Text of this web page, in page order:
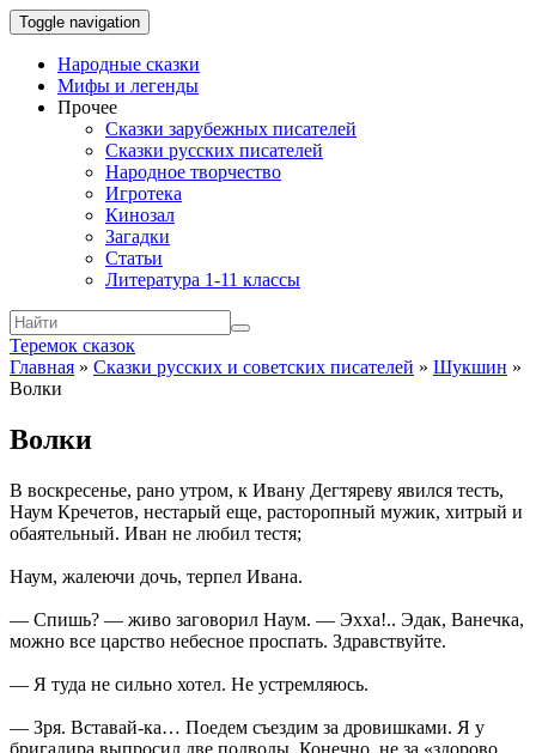
Toggle navigation
Народные сказки
Мифы и легенды
Прочее
Сказки зарубежных писателей
Сказки русских писателей
Народное творчество
Игротека
Кинозал
Загадки
Статьи
Литература 1-11 классы
Теремок сказок
Главная » Сказки русских и советских писателей » Шукшин »
Волки
Волки
В воскресенье, рано утром, к Ивану Дегтяреву явился тесть,
Наум Кречетов, нестарый еще, расторопный мужик, хитрый и
обаятельный. Иван не любил тестя;
Наум, жалеючи дочь, терпел Ивана.
— Спишь? — живо заговорил Наум. — Эхха!.. Эдак, Ванечка,
можно все царство небесное проспать. Здравствуйте.
— Я туда не сильно хотел. Не устремляюсь.
— Зря. Вставай-ка… Поедем съездим за дровишками. Я у
бригадира выпросил две подводы. Конечно, не за «здорово